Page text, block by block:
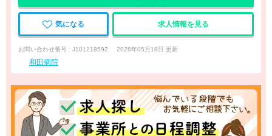
気になる 求人情報を見る
お問い合わせ番号 : J101218592 2026年05月18日 更新
和田病院